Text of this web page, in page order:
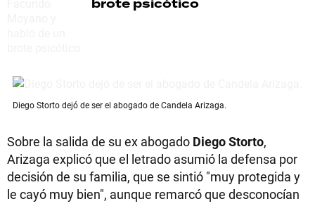
brote psicótico
Diego Storto dejó de ser el abogado de Candela Arizaga.
Sobre la salida de su ex abogado Diego Storto,
Arizaga explicó que el letrado asumió la defensa por
decisión de su familia, que se sintió "muy protegida y
le cayó muy bien", aunque remarcó que desconocían